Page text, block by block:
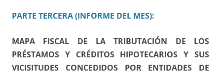
PARTE TERCERA (INFORME DEL MES):
MAPA FISCAL DE LA TRIBUTACIÓN DE LOS
PRÉSTAMOS Y CRÉDITOS HIPOTECARIOS Y SUS
VICISITUDES CONCEDIDOS POR ENTIDADES DE